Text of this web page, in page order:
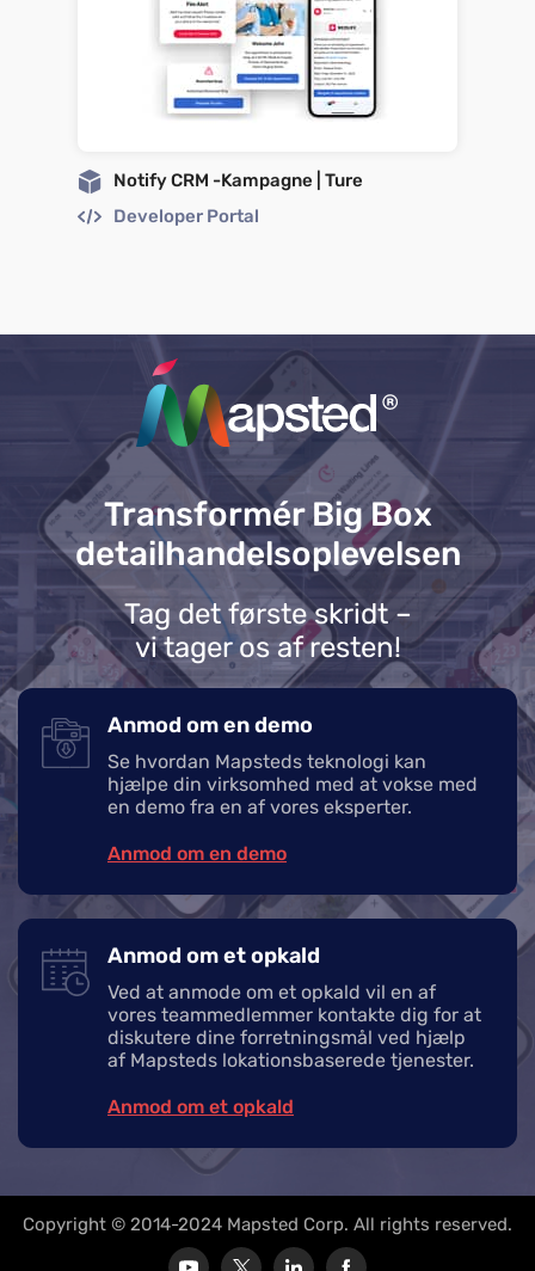
Notify CRM -Kampagne | Ture
Developer Portal
Transformér Big Box
detailhandelsoplevelsen
Tag det første skridt –
vi tager os af resten!
Anmod om en demo
Se hvordan Mapsteds teknologi kan
hjælpe din virksomhed med at vokse med
en demo fra en af vores eksperter.
Anmod om en demo
Anmod om et opkald
Ved at anmode om et opkald vil en af
vores teammedlemmer kontakte dig for at
diskutere dine forretningsmål ved hjælp
af Mapsteds lokationsbaserede tjenester.
Anmod om et opkald
Copyright © 2014-2024 Mapsted Corp. All rights reserved.